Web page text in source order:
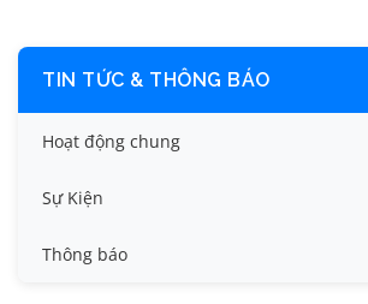
TIN TỨC & THÔNG BÁO
Hoạt động chung
Tin công tác sinh viên
Tin đào tạo
Sự Kiện
Thông báo